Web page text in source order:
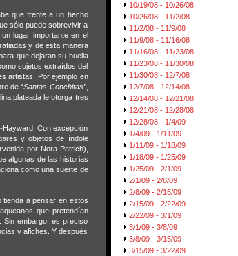
que frente a un hecho
sólo puede sobrevivir a
lugar importante en el
y de esta manera
que dejaran su huella
sujetos extraídos del
artistas. Por ejemplo en
de “Santas Conchitas”,
plateada le otorga tres
Hayward. Con excepción
y objetos de índole
por Nora Patrich),
algunas de las historias
como una suerte de
tienda a pensar en estos
que pretendían
Sin embargo, es preciso
y afiches. Y después
10/19/08 - 10/26/08
10/26/08 - 11/2/08
11/2/08 - 11/9/08
11/9/08 - 11/16/08
11/16/08 - 11/23/08
11/23/08 - 11/30/08
11/30/08 - 12/7/08
12/7/08 - 12/14/08
12/14/08 - 12/21/08
12/21/08 - 12/28/08
12/28/08 - 1/4/09
1/4/09 - 1/11/09
1/11/09 - 1/18/09
1/18/09 - 1/25/09
1/25/09 - 2/1/09
2/1/09 - 2/8/09
2/8/09 - 2/15/09
2/15/09 - 2/22/09
2/22/09 - 3/1/09
3/1/09 - 3/8/09
3/8/09 - 3/15/09
3/15/09 - 3/22/09